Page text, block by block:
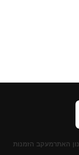
האתרמעקב הזמנות